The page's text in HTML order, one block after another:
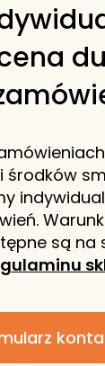
środków
są na